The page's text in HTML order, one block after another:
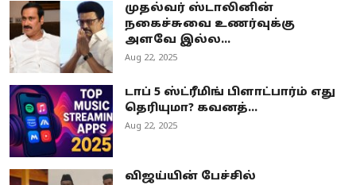
முதல்வர் ஸ்டாலினின்
நகைச்சுவை உணர்வுக்கு
அளவே இல்ல...
Aug 22, 2025
டாப் 5 ஸ்ட்ரீமிங் பிளாட்பார்ம் எது
தெரியுமா? கவனத்...
Aug 22, 2025
விஜய்யின் பேச்சில்